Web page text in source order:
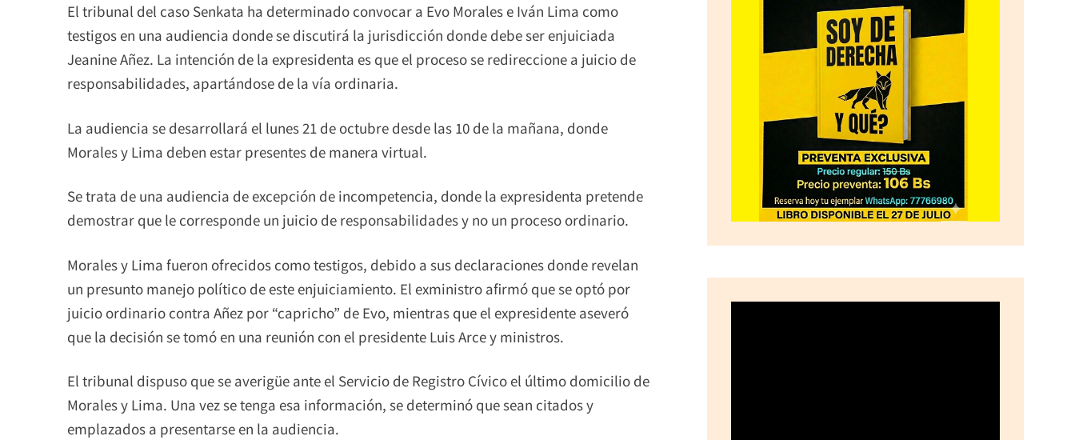
El tribunal del caso Senkata ha determinado convocar a Evo Morales e Iván Lima como
testigos en una audiencia donde se discutirá la jurisdicción donde debe ser enjuiciada
Jeanine Añez. La intención de la expresidenta es que el proceso se redireccione a juicio de
responsabilidades, apartándose de la vía ordinaria.
La audiencia se desarrollará el lunes 21 de octubre desde las 10 de la mañana, donde
Morales y Lima deben estar presentes de manera virtual.
Se trata de una audiencia de excepción de incompetencia, donde la expresidenta pretende
demostrar que le corresponde un juicio de responsabilidades y no un proceso ordinario.
Morales y Lima fueron ofrecidos como testigos, debido a sus declaraciones donde revelan
un presunto manejo político de este enjuiciamiento. El exministro afirmó que se optó por
juicio ordinario contra Añez por “capricho” de Evo, mientras que el expresidente aseveró
que la decisión se tomó en una reunión con el presidente Luis Arce y ministros.
El tribunal dispuso que se averigüe ante el Servicio de Registro Cívico el último domicilio de
Morales y Lima. Una vez se tenga esa información, se determinó que sean citados y
emplazados a presentarse en la audiencia.